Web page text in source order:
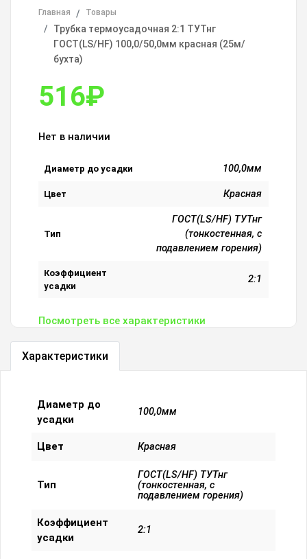
Главная Товары
Трубка термоусадочная 2:1 ТУТнг
ГОСТ(LS/HF) 100,0/50,0мм красная (25м/
бухта)
516₽
Нет в наличии
Диаметр до усадки 100,0мм
Цвет Красная
Тип
ГОСТ(LS/HF) ТУТнг
(тонкостенная, с
подавлением горения)
Коэффициент
усадки
2:1
Посмотреть все характеристики
Характеристики
Диаметр до
усадки
100,0мм
Цвет Красная
Тип
ГОСТ(LS/HF) ТУТнг
(тонкостенная, с
подавлением горения)
Коэффициент
усадки
2:1